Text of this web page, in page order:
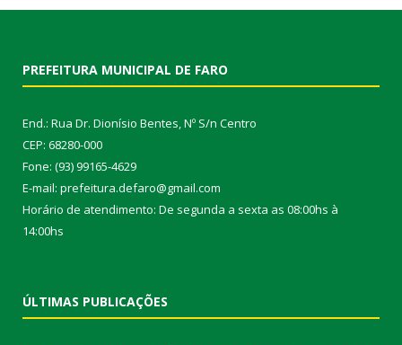
PREFEITURA MUNICIPAL DE FARO
End.: Rua Dr. Dionísio Bentes, Nº S/n Centro
CEP: 68280-000
Fone: (93) 99165-4629
E-mail: prefeitura.defaro@gmail.com
Horário de atendimento: De segunda a sexta as 08:00hs à
14:00hs
ÚLTIMAS PUBLICAÇÕES